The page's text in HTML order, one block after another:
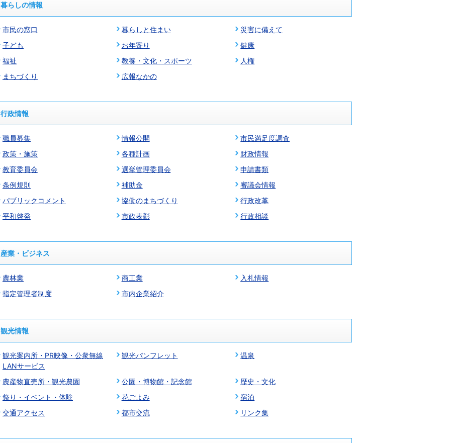
暮らしの情報
市民の窓口 暮らしと住まい
災害に備えて
子ども
お年寄り
健康
福祉
教養・文化・スポーツ
人権
まちづくり
広報なかの
行政情報
職員募集 情報公開
市民満足度調査
政策・施策
各種計画
財政情報
教育委員会
選挙管理委員会
申請書類
条例規則
補助金
審議会情報
パブリックコメント
協働のまちづくり
行政改革
平和啓発
市政表彰 行政相談
産業・ビジネス
農林業 商工業
入札情報
指定管理者制度
市内企業紹介
観光情報
観光案内所・PR映像・公衆無線
LANサービス
観光パンフレット 温泉
農産物直売所・観光農園 公園・博物館・記念館
歴史・文化
祭り・イベント・体験
花ごよみ
宿泊
交通アクセス
都市交流 リンク集